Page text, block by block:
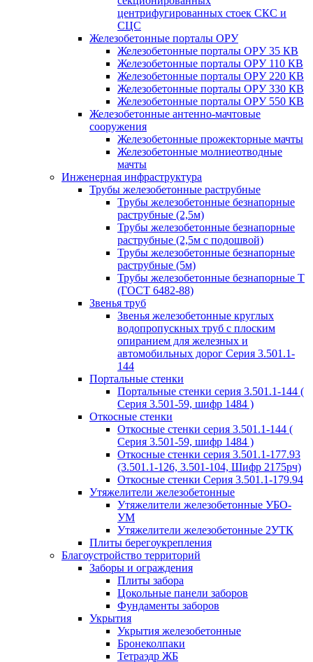
центрифугированных стоек СКС и
СЦС
Железобетонные порталы ОРУ
Железобетонные порталы ОРУ 35 КВ
Железобетонные порталы ОРУ 110 КВ
Железобетонные порталы ОРУ 220 КВ
Железобетонные порталы ОРУ 330 КВ
Железобетонные порталы ОРУ 550 КВ
Железобетонные антенно-мачтовые
сооружения
Железобетонные прожекторные мачты
Железобетонные молниеотводные
мачты
Инженерная инфраструктура
Трубы железобетонные раструбные
Трубы железобетонные безнапорные
раструбные (2,5м)
Трубы железобетонные безнапорные
раструбные (2,5м с подошвой)
Трубы железобетонные безнапорные
раструбные (5м)
Трубы железобетонные безнапорные Т
(ГОСТ 6482-88)
Звенья труб
Звенья железобетонные круглых
водопропускных труб с плоским
опиранием для железных и
автомобильных дорог Серия 3.501.1-
144
Портальные стенки
Портальные стенки серия 3.501.1-144 (
Серия 3.501-59, шифр 1484 )
Откосные стенки
Откосные стенки серия 3.501.1-144 (
Серия 3.501-59, шифр 1484 )
Откосные стенки серия 3.501.1-177.93
(3.501.1-126, 3.501-104, Шифр 2175рч)
Откосные стенки Серия 3.501.1-179.94
Утяжелители железобетонные
Утяжелители железобетонные УБО-
УМ
Утяжелители железобетонные 2УТК
Плиты берегоукрепления
Благоустройство территорий
Заборы и ограждения
Плиты забора
Цокольные панели заборов
Фундаменты заборов
Укрытия
Укрытия железобетонные
Бронеколпаки
Тетраэдр ЖБ